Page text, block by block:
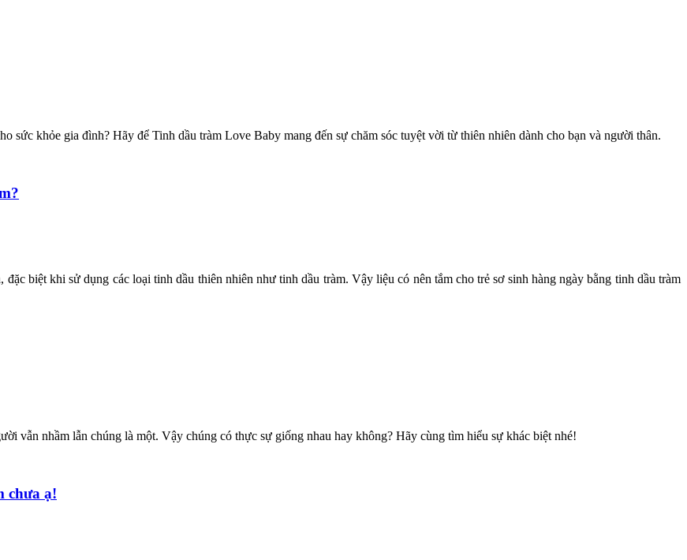
sức khỏe gia đình? Hãy để Tinh dầu tràm Love Baby mang đến sự chăm sóc tuyệt vời từ thiên nhiên dành cho bạn và người thân.
biệt khi sử dụng các loại tinh dầu thiên nhiên như tinh dầu tràm. Vậy liệu có nên tắm cho trẻ sơ sinh hàng ngày bằng tinh dầu tràm
vẫn nhầm lẫn chúng là một. Vậy chúng có thực sự giống nhau hay không? Hãy cùng tìm hiểu sự khác biệt nhé!
chưa ạ!